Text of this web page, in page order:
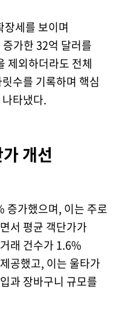
장세를 보이며
가한 32억 달러를
제외하더라도 전체
수를 기록하며 핵심
타냈다.
개선
증가했으며, 이는 주로
서 평균 객단가가
래 건수가 1.6%
공했고, 이는 울타가
과 장바구니 규모를